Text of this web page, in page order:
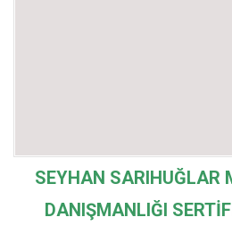
SEYHAN SARIHUĞLAR
DANIŞMANLIĞI